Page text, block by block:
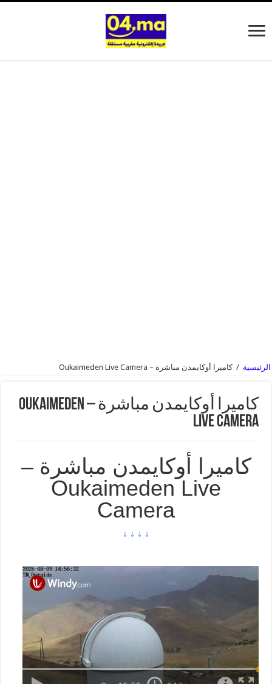
الرئيسية / كاميرا أوكايمدن مباشرة – Oukaimeden Live Camera
كاميرا أوكايمدن مباشرة – Oukaimeden
Live Camera
كاميرا أوكايمدن مباشرة –
Oukaimeden Live
Camera
↓ ↓ ↓ ↓